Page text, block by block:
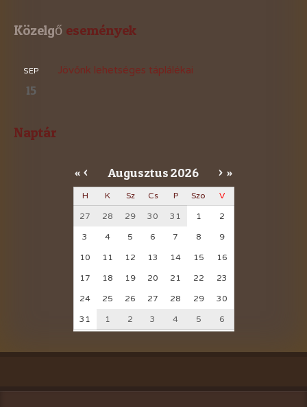
Közelgő események
SEP
15
Jövőnk lehetséges táplálékai
Naptár
« < Augusztus2026 > »
H K Sz Cs P Szo V
27 28 29 30 31 1 2
3 4 5 6 7 8 9
10 11 12 13 14 15 16
17 18 19 20 21 22 23
24 25 26 27 28 29 30
31 1 2 3 4 5 6